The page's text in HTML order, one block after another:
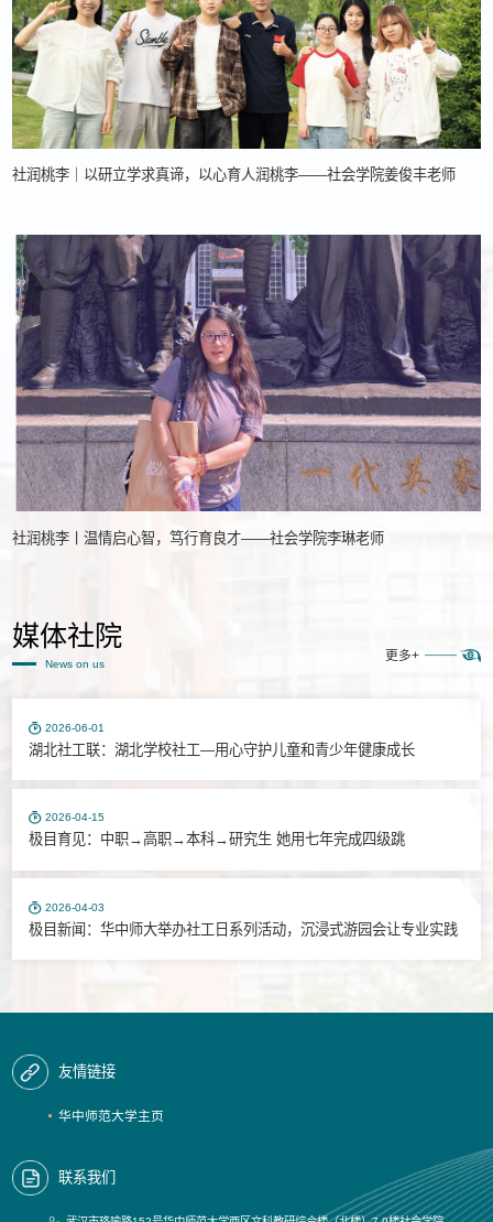
社润桃李｜以研立学求真谛，以心育人润桃李——社会学院姜俊丰老师
社润桃李丨温情启心智，笃行育良才——社会学院李琳老师
媒体社院
News on us
更多+
2026-06-01
湖北社工联：湖北学校社工—用心守护儿童和青少年健康成长
2026-04-15
极目育见：中职→高职→本科→研究生 她用七年完成四级跳
2026-04-03
极目新闻：华中师大举办社工日系列活动，沉浸式游园会让专业实践
友情链接
华中师范大学主页
联系我们